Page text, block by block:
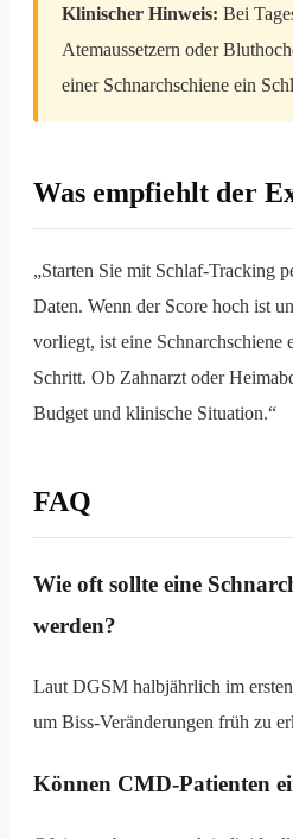
Klinischer Hinweis: Bei
Atemaussetzern oder
einer Schnarchschiene ein
Was empfiehlt der
„Starten Sie mit Schlaf-Tracking
Daten. Wenn der Score hoch ist
vorliegt, ist eine Schnarchschiene
Schritt. Ob Zahnarzt oder
Budget und klinische Situation.“
FAQ
Wie oft sollte eine
werden?
Laut DGSM halbjährlich im
um Biss-Veränderungen früh zu
Können CMD-Patienten